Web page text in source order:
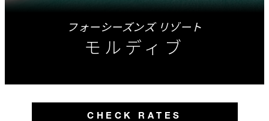
フォーシーズンズ リゾート
モルディブ
CHECK RATES